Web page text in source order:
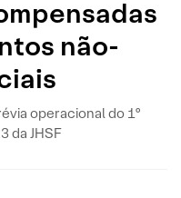
não-
operacional do 1º
da JHSF